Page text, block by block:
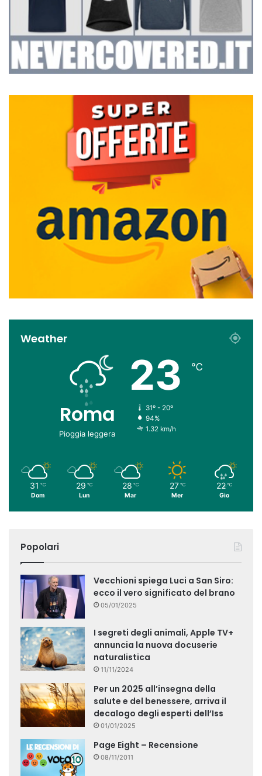
Weather
Roma
Pioggia leggera
23 ℃
31º - 20º
94%
1.32 km/h
31 ℃
Dom
29 ℃
Lun
28 ℃
Mar
27 ℃
Mer
22 ℃
Gio
Popolari
Vecchioni spiega Luci a San Siro:
ecco il vero significato del brano
05/01/2025
I segreti degli animali, Apple TV+
annuncia la nuova docuserie
naturalistica
11/11/2024
Per un 2025 all’insegna della
salute e del benessere, arriva il
decalogo degli esperti dell’Iss
01/01/2025
Page Eight – Recensione
08/11/2011